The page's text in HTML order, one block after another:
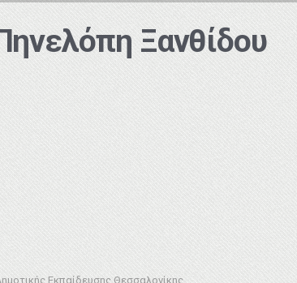
Ξανθίδου
Εκπαίδευσης Θεσσαλονίκης